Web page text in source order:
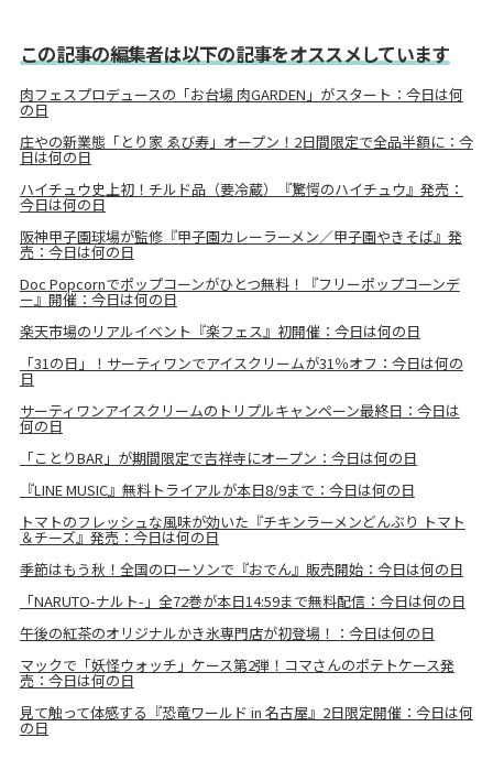
この記事の編集者は以下の記事をオススメしています
肉フェスプロデュースの「お台場 肉GARDEN」がスタート：今日は何
の日
庄やの新業態「とり家 ゑび寿」オープン！2日間限定で全品半額に：今
日は何の日
ハイチュウ史上初！チルド品（要冷蔵）『驚愕のハイチュウ』発売：
今日は何の日
阪神甲子園球場が監修『甲子園カレーラーメン／甲子園やきそば』発
売：今日は何の日
Doc Popcornでポップコーンがひとつ無料！『フリーポップコーンデ
ー』開催：今日は何の日
楽天市場のリアルイベント『楽フェス』初開催：今日は何の日
「31の日」！サーティワンでアイスクリームが31％オフ：今日は何の
日
サーティワンアイスクリームのトリプルキャンペーン最終日：今日は
何の日
「ことりBAR」が期間限定で吉祥寺にオープン：今日は何の日
『LINE MUSIC』無料トライアルが本日8/9まで：今日は何の日
トマトのフレッシュな風味が効いた『チキンラーメンどんぶり トマト
＆チーズ』発売：今日は何の日
季節はもう秋！全国のローソンで『おでん』販売開始：今日は何の日
「NARUTO-ナルト-」全72巻が本日14:59まで無料配信：今日は何の日
午後の紅茶のオリジナルかき氷専門店が初登場！：今日は何の日
マックで「妖怪ウォッチ」ケース第2弾！コマさんのポテトケース発
売：今日は何の日
見て触って体感する『恐竜ワールド in 名古屋』2日限定開催：今日は何
の日